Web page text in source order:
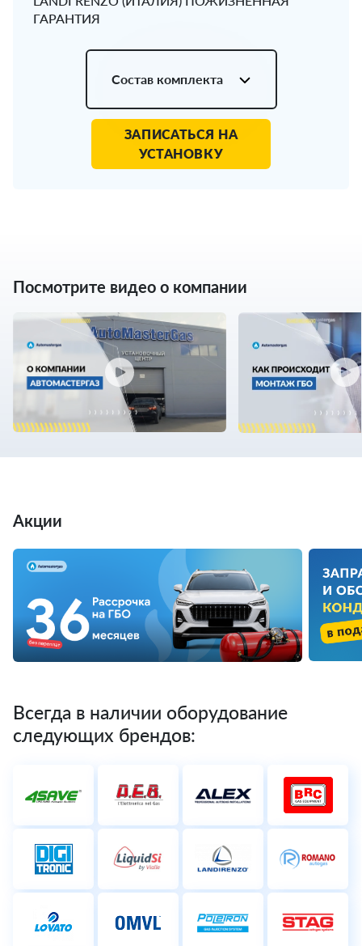
ГАРАНТИЯ
Состав комплекта
ЗАПИСАТЬСЯ НА
УСТАНОВКУ
Посмотрите видео о компании
Акции
Всегда в наличии оборудование
следующих брендов: